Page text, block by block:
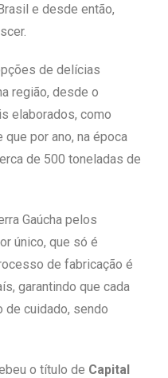
e desde então,
de delícias
região, desde o
elaborados, como
por ano, na época
de 500 toneladas de
Gaúcha pelos
único, que só é
de fabricação é
garantindo que cada
de cuidado, sendo
o título de Capital